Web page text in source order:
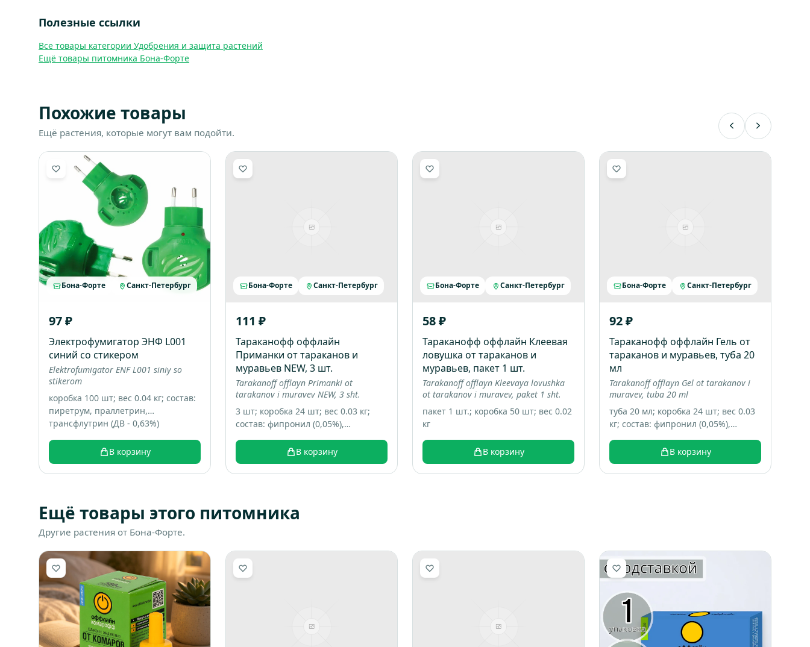
Полезные ссылки
Все товары категории Удобрения и защита растений
Ещё товары питомника Бона-Форте
Похожие товары
Ещё растения, которые могут вам подойти.
Бона-Форте Санкт-Петербург
97 ₽
Электрофумигатор ЭНФ L001
синий со стикером
Elektrofumigator ENF L001 siniy so
stikerom
коробка 100 шт; вес 0.04 кг; состав:
пиретрум, праллетрин,
трансфлутрин (ДВ - 0,63%)
В корзину
Бона-Форте Санкт-Петербург
111 ₽
Тараканофф оффлайн
Приманки от тараканов и
муравьев NEW, 3 шт.
Tarakanoff offlayn Primanki ot
tarakanov i muravev NEW, 3 sht.
3 шт; коробка 24 шт; вес 0.03 кг;
состав: фипронил (0,05%),
аттрактанты
В корзину
Бона-Форте Санкт-Петербург
58 ₽
Тараканофф оффлайн Клеевая
ловушка от тараканов и
муравьев, пакет 1 шт.
Tarakanoff offlayn Kleevaya lovushka
ot tarakanov i muravev, paket 1 sht.
пакет 1 шт.; коробка 50 шт; вес 0.02
кг
В корзину
Бона-Форте Санкт-Петербург
92 ₽
Тараканофф оффлайн Гель от
тараканов и муравьев, туба 20
мл
Tarakanoff offlayn Gel ot tarakanov i
muravev, tuba 20 ml
туба 20 мл; коробка 24 шт; вес 0.03
кг; состав: фипронил (0,05%),
консервант, битрекс, пищевые
аттрактанты
В корзину
Ещё товары этого питомника
Другие растения от Бона-Форте.